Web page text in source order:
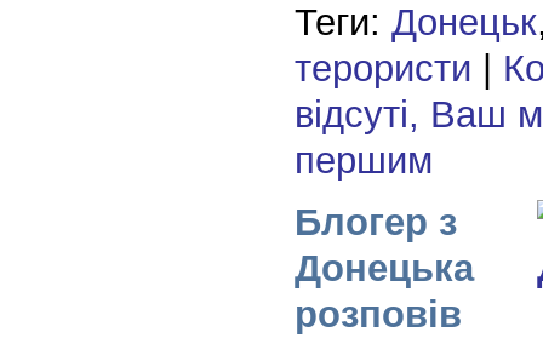
Теги: Донецьк
терористи
відсуті, Ваш
першим
Блогер з
Донецька
розповів